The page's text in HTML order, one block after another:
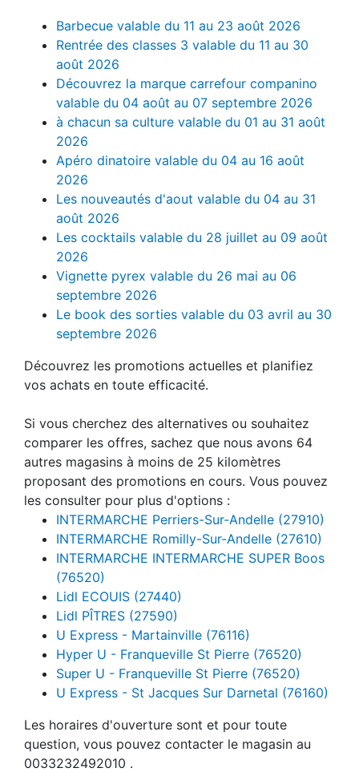
Barbecue valable du 11 au 23 août 2026
Rentrée des classes 3 valable du 11 au 30
août 2026
Découvrez la marque carrefour companino
valable du 04 août au 07 septembre 2026
à chacun sa culture valable du 01 au 31 août
2026
Apéro dinatoire valable du 04 au 16 août
2026
Les nouveautés d'aout valable du 04 au 31
août 2026
Les cocktails valable du 28 juillet au 09 août
2026
Vignette pyrex valable du 26 mai au 06
septembre 2026
Le book des sorties valable du 03 avril au 30
septembre 2026
Découvrez les promotions actuelles et planifiez
vos achats en toute efficacité.
Si vous cherchez des alternatives ou souhaitez
comparer les offres, sachez que nous avons 64
autres magasins à moins de 25 kilomètres
proposant des promotions en cours. Vous pouvez
les consulter pour plus d'options :
INTERMARCHE Perriers-Sur-Andelle (27910)
INTERMARCHE Romilly-Sur-Andelle (27610)
INTERMARCHE INTERMARCHE SUPER Boos
(76520)
Lidl ECOUIS (27440)
Lidl PÎTRES (27590)
U Express - Martainville (76116)
Hyper U - Franqueville St Pierre (76520)
Super U - Franqueville St Pierre (76520)
U Express - St Jacques Sur Darnetal (76160)
Les horaires d'ouverture sont et pour toute
question, vous pouvez contacter le magasin au
0033232492010 .